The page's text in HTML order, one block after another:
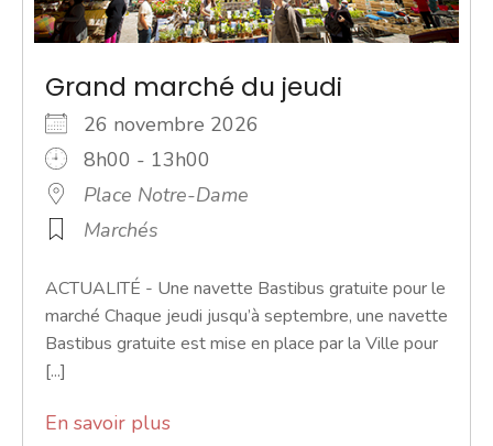
Grand marché du jeudi
26 novembre 2026
8h00 - 13h00
Place Notre-Dame
Marchés
ACTUALITÉ - Une navette Bastibus gratuite pour le
marché Chaque jeudi jusqu’à septembre, une navette
Bastibus gratuite est mise en place par la Ville pour
[...]
En savoir plus